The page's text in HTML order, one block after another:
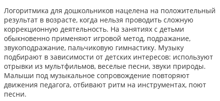
Логоритмика для дошкольников нацелена на положительный
результат в возрасте, когда нельзя проводить сложную
коррекционную деятельность. На занятиях с детьми
обыкновенно применяют игровой метод, подражание,
звукоподражание, пальчиковую гимнастику. Музыку
подбирают в зависимости от детских интересов: используют
отрывки из мультфильмов, веселые песни, звуки природы.
Малыши под музыкальное сопровождение повторяют
движения педагога, отбивают ритм на инструментах, поют
песни.